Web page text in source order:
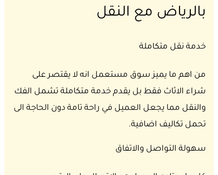
بالرياض مع النقل
خدمة نقل متكاملة
من اهم ما يميز سوق مستعمل انه لا يقتصر على
شراء الاثاث فقط بل يقدم خدمة متكاملة تشمل الفك
والنقل مما يجعل العميل في راحة تامة دون الحاجة الى
تحمل تكاليف اضافية.
سهولة التواصل والاتفاق